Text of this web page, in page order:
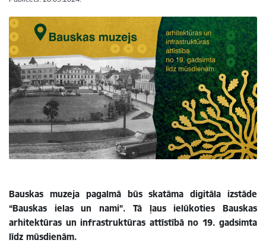
Bauskas muzeja pagalmā būs skatāma digitāla izstāde
“Bauskas ielas un nami”. Tā ļaus ielūkoties Bauskas
arhitektūras un infrastruktūras attīstībā no 19. gadsimta
līdz mūsdienām.